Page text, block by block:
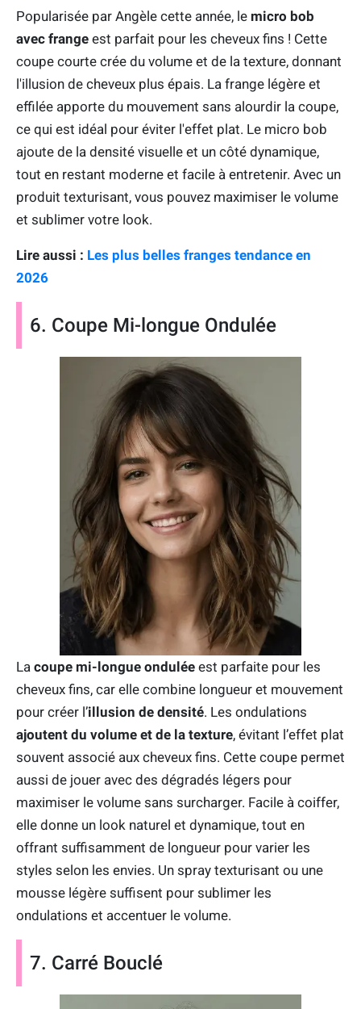
Popularisée par Angèle cette année, le micro bob
avec frange est parfait pour les cheveux fins ! Cette
coupe courte crée du volume et de la texture, donnant
l'illusion de cheveux plus épais. La frange légère et
effilée apporte du mouvement sans alourdir la coupe,
ce qui est idéal pour éviter l'effet plat. Le micro bob
ajoute de la densité visuelle et un côté dynamique,
tout en restant moderne et facile à entretenir. Avec un
produit texturisant, vous pouvez maximiser le volume
et sublimer votre look.
Lire aussi : Les plus belles franges tendance en
2026
6. Coupe Mi-longue Ondulée
La coupe mi-longue ondulée est parfaite pour les
cheveux fins, car elle combine longueur et mouvement
pour créer l’illusion de densité. Les ondulations
ajoutent du volume et de la texture, évitant l’effet plat
souvent associé aux cheveux fins. Cette coupe permet
aussi de jouer avec des dégradés légers pour
maximiser le volume sans surcharger. Facile à coiffer,
elle donne un look naturel et dynamique, tout en
offrant suffisamment de longueur pour varier les
styles selon les envies. Un spray texturisant ou une
mousse légère suffisent pour sublimer les
ondulations et accentuer le volume.
7. Carré Bouclé